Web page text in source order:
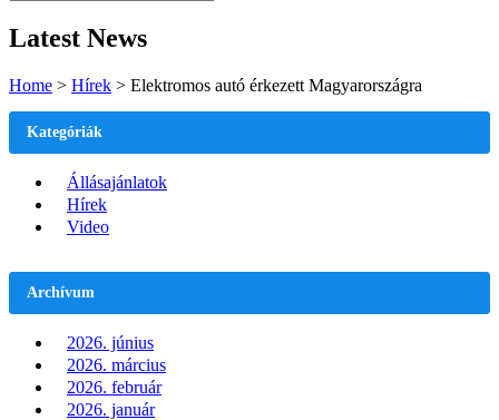
Latest News
Home > Hírek > Elektromos autó érkezett Magyarországra
Kategóriák
Állásajánlatok
Hírek
Video
Archívum
2026. június
2026. március
2026. február
2026. január